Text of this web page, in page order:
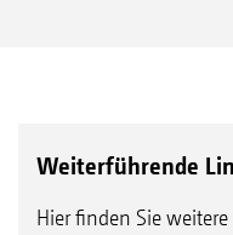
Weiterführende
Hier finden Sie